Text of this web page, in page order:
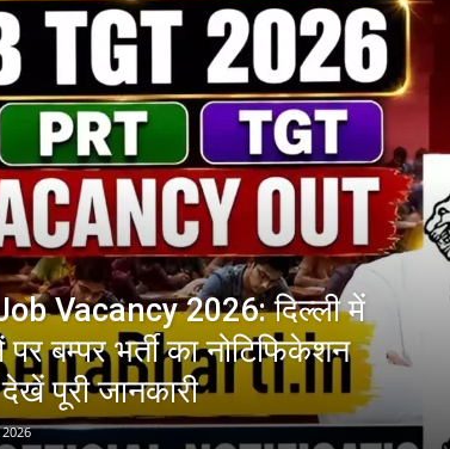
Vacancy 2026: दिल्ली में
बम्पर भर्ती का नोटिफिकेशन
पूरी जानकारी